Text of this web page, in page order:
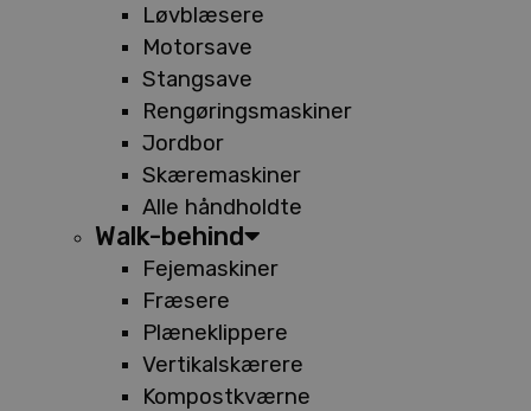
Løvblæsere
Motorsave
Stangsave
Rengøringsmaskiner
Jordbor
Skæremaskiner
Alle håndholdte
Walk-behind
Fejemaskiner
Fræsere
Plæneklippere
Vertikalskærere
Kompostkværne